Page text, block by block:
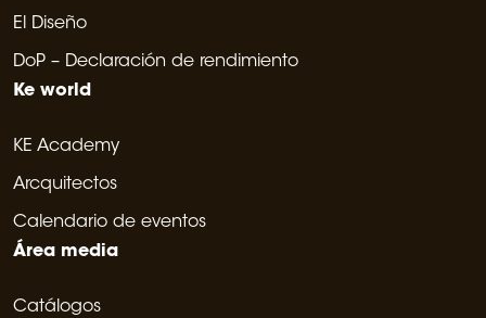
El Diseño
DoP – Declaración de rendimiento
Ke world
KE Academy
Arcquitectos
Calendario de eventos
Área media
Catálogos